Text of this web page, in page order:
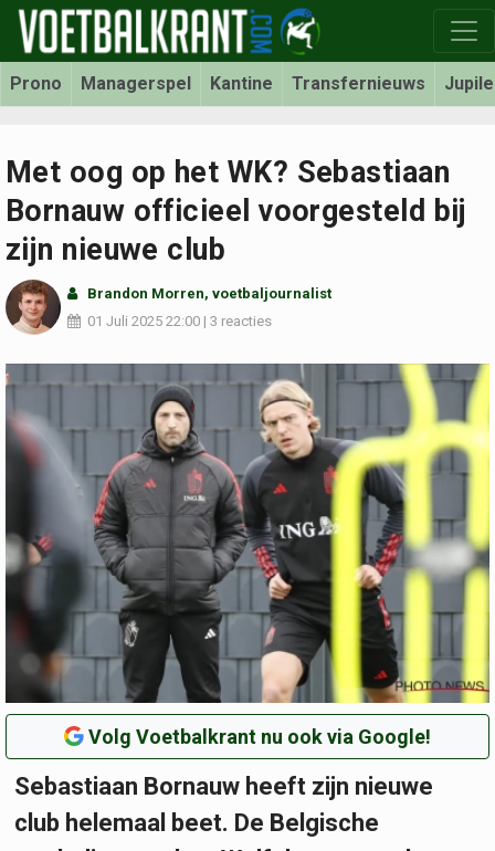
Prono Managerspel Kantine Transfernieuws
Met oog op het WK? Sebastiaan
Bornauw officieel voorgesteld bij
zijn nieuwe club
Brandon Morren, voetbaljournalist
01 Juli 2025 22:00 | 3 reacties
Volg Voetbalkrant nu ook via Google!
Sebastiaan Bornauw heeft zijn nieuwe
club helemaal beet. De Belgische